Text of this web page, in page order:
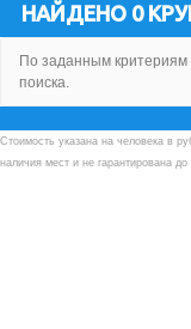
НАЙДЕНО 0
По заданным
поиска.
Стоимость указана на человека в
наличия мест и не гарантирована